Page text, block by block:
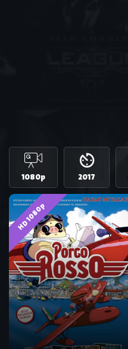
2017
1080p
HD 1080p